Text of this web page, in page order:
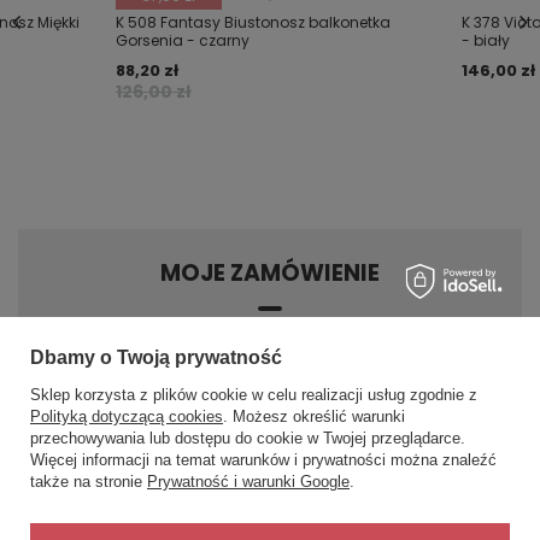
Miękki
K 508 Fantasy Biustonosz balkonetka
Gorsenia - czarny
126,00 zł
88,20 zł
K 378
- biały
146,00 zł
MOJE ZAMÓWIENIE
Śledzenie przesyłki
Chcę zareklamować produkt
Chcę zwrócić produkt
Kontakt
📏 Pomóc dobrać
rozmiar?
Podaj obwód pod biustem i w
biuście, a dobiorę rozmiar.
Dbamy o Twoją prywatność
Sklep korzysta z plików cookie w celu realizacji usług zgodnie z
Polityką dotyczącą cookies. Możesz określić warunki
przechowywania lub dostępu do cookie w Twojej przeglądarce.
Więcej informacji na temat warunków i prywatności można znaleźć
także na stronie Prywatność i warunki Google.